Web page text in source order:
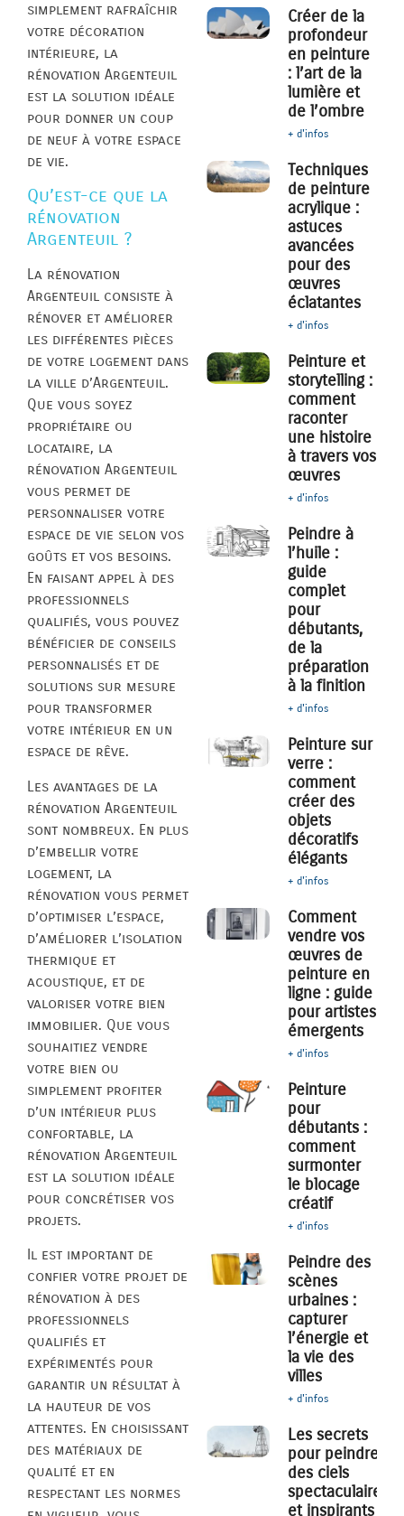
simplement rafraîchir
votre décoration
intérieure, la
rénovation Argenteuil
est la solution idéale
pour donner un coup
de neuf à votre espace
de vie.
Qu’est-ce que la
rénovation
Argenteuil ?
La rénovation
Argenteuil consiste à
rénover et améliorer
les différentes pièces
de votre logement dans
la ville d’Argenteuil.
Que vous soyez
propriétaire ou
locataire, la
rénovation Argenteuil
vous permet de
personnaliser votre
espace de vie selon vos
goûts et vos besoins.
En faisant appel à des
professionnels
qualifiés, vous pouvez
bénéficier de conseils
personnalisés et de
solutions sur mesure
pour transformer
votre intérieur en un
espace de rêve.
Les avantages de la
rénovation Argenteuil
sont nombreux. En plus
d’embellir votre
logement, la
rénovation vous permet
d’optimiser l’espace,
d’améliorer l’isolation
thermique et
acoustique, et de
valoriser votre bien
immobilier. Que vous
souhaitiez vendre
votre bien ou
simplement profiter
d’un intérieur plus
confortable, la
rénovation Argenteuil
est la solution idéale
pour concrétiser vos
projets.
Il est important de
confier votre projet de
rénovation à des
professionnels
qualifiés et
expérimentés pour
garantir un résultat à
la hauteur de vos
attentes. En choisissant
des matériaux de
qualité et en
respectant les normes
Créer de la
profondeur
en peinture
: l’art de la
lumière et
de l’ombre
+ d'infos
Techniques
de peinture
acrylique :
astuces
avancées
pour des
œuvres
éclatantes
+ d'infos
Peinture et
storytelling :
comment
raconter
une histoire
à travers vos
œuvres
+ d'infos
Peindre à
l’huile :
guide
complet
pour
débutants,
de la
préparation
à la finition
+ d'infos
Peinture sur
verre :
comment
créer des
objets
décoratifs
élégants
+ d'infos
Comment
vendre vos
œuvres de
peinture en
ligne : guide
pour artistes
émergents
+ d'infos
Peinture
pour
débutants :
comment
surmonter
le blocage
créatif
+ d'infos
Peindre des
scènes
urbaines :
capturer
l’énergie et
la vie des
villes
+ d'infos
Les secrets
pour peindre
des ciels
spectaculaires
et inspirants